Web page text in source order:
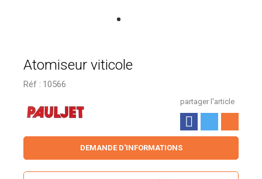
Atomiseur viticole
Réf : 10566
partager l'article
DEMANDE D'INFORMATIONS